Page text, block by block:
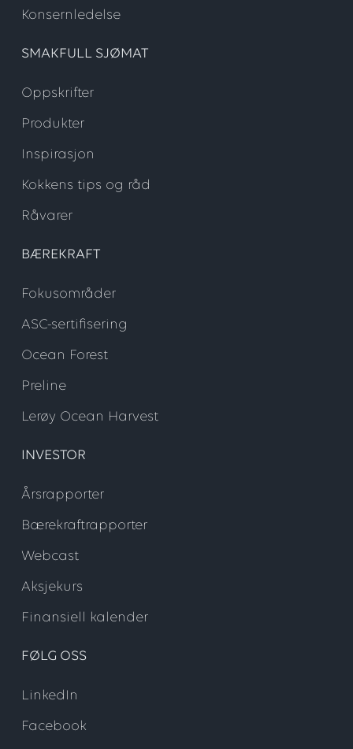
Konsernledelse
SMAKFULL SJØMAT
Oppskrifter
Produkter
Inspirasjon
Kokkens tips og råd
Råvarer
BÆREKRAFT
Fokusområder
ASC-sertifisering
Ocean Forest
Preline
Lerøy Ocean Harvest
INVESTOR
Årsrapporter
Bærekraftrapporter
Webcast
Aksjekurs
Finansiell kalender
FØLG OSS
LinkedIn
Facebook